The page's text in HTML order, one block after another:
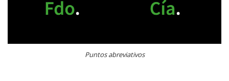
Puntos abreviativos